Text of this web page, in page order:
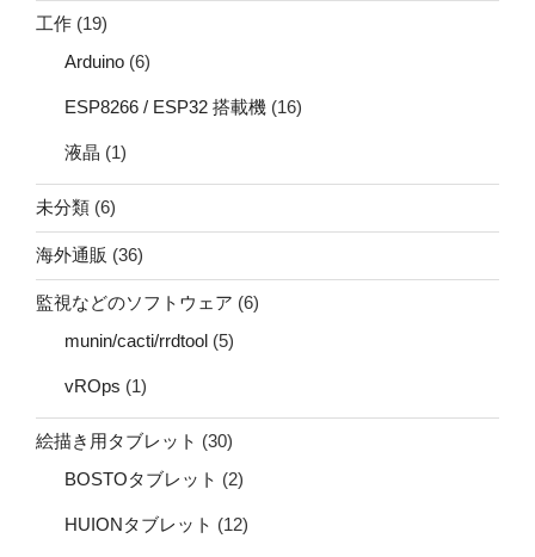
工作 (19)
Arduino (6)
ESP8266 / ESP32 搭載機 (16)
液晶 (1)
未分類 (6)
海外通販 (36)
監視などのソフトウェア (6)
munin/cacti/rrdtool (5)
vROps (1)
絵描き用タブレット (30)
BOSTOタブレット (2)
HUIONタブレット (12)